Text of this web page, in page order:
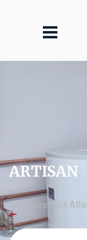
ARTISAN
chaudière fioul